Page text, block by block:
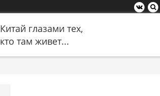
Китай глазами тех,
кто там живет...